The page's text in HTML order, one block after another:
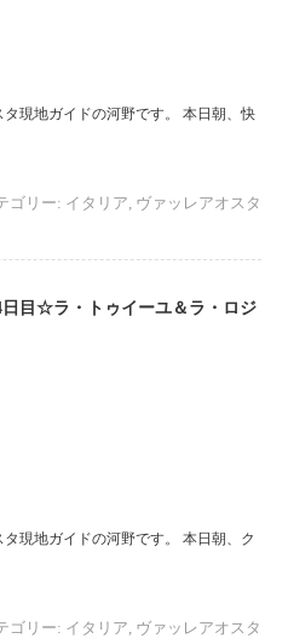
現地ガイドの河野です。 本日朝、快
ゴリー: イタリア ヴァッレアオスタ
日目☆ラ・トゥイーユ＆ラ・ロジ
現地ガイドの河野です。 本日朝、ク
ゴリー: イタリア, ヴァッレアオスタ